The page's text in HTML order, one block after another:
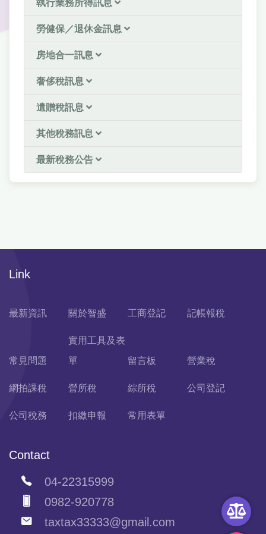
執行業務所得訊息
勞健保／退休金訊息
房地合一訊息
奢侈稅訊息
遺贈稅訊息
其他稅務訊息
最新稅務公告
Link
最新資訊 關於智盛 工商登記 記帳報稅
常見問題
實用工具及表
單
留言板 營業稅
網拍課稅 營所稅 綜所稅 公司登記
公司稅務 扣繳申報 常用表單
Contact
04-22315999
0982-920778
taxtax33333@gmail.com